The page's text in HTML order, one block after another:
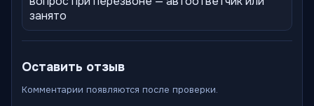
занято
Оставить отзыв
Комментарии появляются после проверки.